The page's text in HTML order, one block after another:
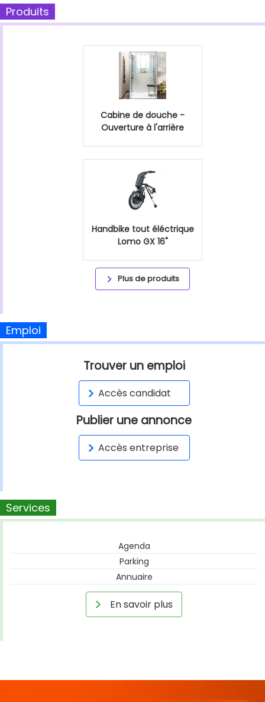
Produits
Cabine de douche -
Ouverture à l'arrière
Handbike tout éléctrique
Lomo GX 16"
Plus de produits
Emploi
Trouver un emploi
Accès candidat
Publier une annonce
Accès entreprise
Services
Agenda
Parking
Annuaire
En savoir plus